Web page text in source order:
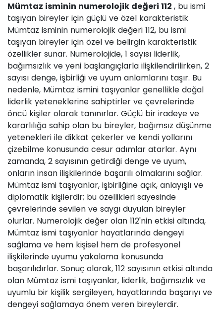
Mümtaz isminin numerolojik değeri 112 , bu ismi
taşıyan bireyler için güçlü ve özel karakteristik
Mümtaz isminin numerolojik değeri 112, bu ismi
taşıyan bireyler için özel ve belirgin karakteristik
özellikler sunar. Numerolojide, 1 sayısı liderlik,
bağımsızlık ve yeni başlangıçlarla ilişkilendirilirken, 2
sayısı denge, işbirliği ve uyum anlamlarını taşır. Bu
nedenle, Mümtaz ismini taşıyanlar genellikle doğal
liderlik yeteneklerine sahiptirler ve çevrelerinde
öncü kişiler olarak tanınırlar. Güçlü bir iradeye ve
kararlılığa sahip olan bu bireyler, bağımsız düşünme
yetenekleri ile dikkat çekerler ve kendi yollarını
çizebilme konusunda cesur adımlar atarlar. Aynı
zamanda, 2 sayısının getirdiği denge ve uyum,
onların insan ilişkilerinde başarılı olmalarını sağlar.
Mümtaz ismi taşıyanlar, işbirliğine açık, anlayışlı ve
diplomatik kişilerdir; bu özellikleri sayesinde
çevrelerinde sevilen ve saygı duyulan bireyler
olurlar. Numerolojik değer olan 112'nin etkisi altında,
Mümtaz ismi taşıyanlar hayatlarında dengeyi
sağlama ve hem kişisel hem de profesyonel
ilişkilerinde uyumu yakalama konusunda
başarılıdırlar. Sonuç olarak, 112 sayısının etkisi altında
olan Mümtaz ismi taşıyanlar, liderlik, bağımsızlık ve
uyumlu bir kişilik sergileyen, hayatlarında başarıyı ve
dengeyi sağlamaya önem veren bireylerdir.